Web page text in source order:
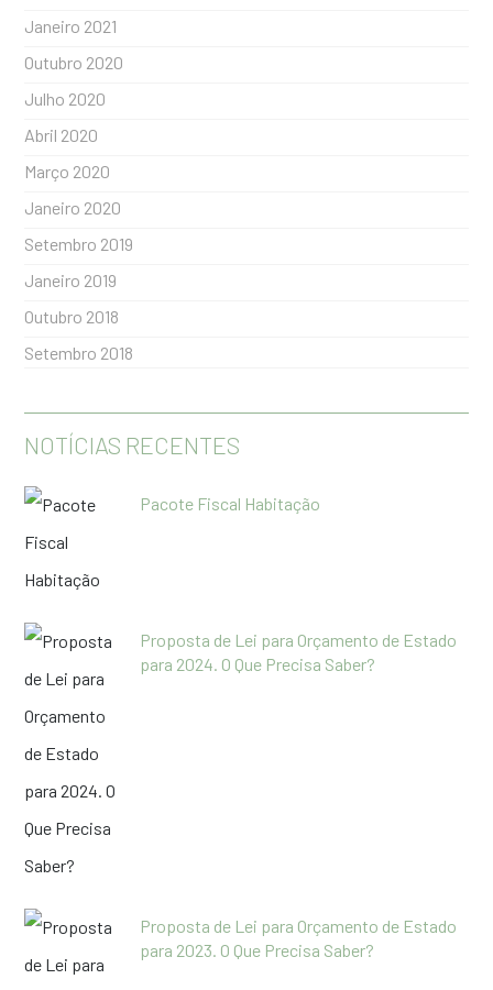
Janeiro 2021
Outubro 2020
Julho 2020
Abril 2020
Março 2020
Janeiro 2020
Setembro 2019
Janeiro 2019
Outubro 2018
Setembro 2018
NOTÍCIAS RECENTES
Pacote Fiscal Habitação
Proposta de Lei para Orçamento de Estado
para 2024. O Que Precisa Saber?
Proposta de Lei para Orçamento de Estado
para 2023. O Que Precisa Saber?